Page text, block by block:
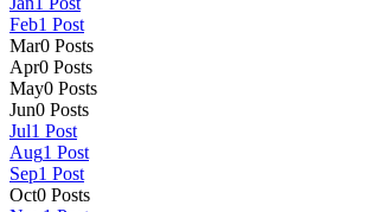
Feb1 Post
Mar0 Posts
Apr0 Posts
May0 Posts
Jun0 Posts
Jul1 Post
Aug1 Post
Sep1 Post
Oct0 Posts